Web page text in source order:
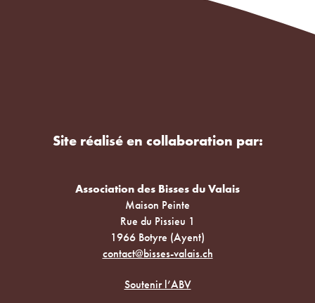
Site réalisé en collaboration par:
Association des Bisses du Valais
Maison Peinte
Rue du Pissieu 1
1966 Botyre (Ayent)
contact@bisses-valais.ch
Soutenir l’ABV